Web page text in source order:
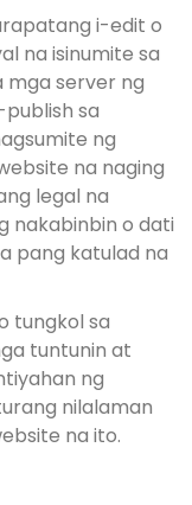
i-edit o
na isinumite sa
mga server ng
sa
ng
na naging
legal na
nakabinbin o dati
pang katulad na
tungkol sa
tuntunin at
ng
nilalaman
na ito.